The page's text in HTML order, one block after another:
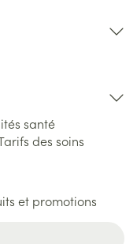
santé
des soins
et promotions